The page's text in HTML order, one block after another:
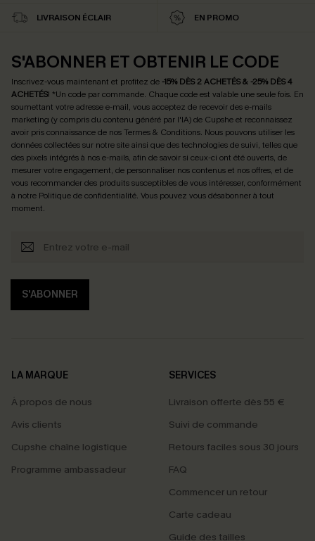
LIVRAISON ÉCLAIR EN PROMO
S'ABONNER ET OBTENIR LE CODE
Inscrivez-vous maintenant et profitez de -15% DÈS 2 ACHETÉS & -25% DÈS 4
ACHETÉS! *Un code par commande. Chaque code est valable une seule fois. En
soumettant votre adresse e-mail, vous acceptez de recevoir des e-mails
marketing (y compris du contenu généré par l'IA) de Cupshe et reconnaissez
avoir pris connaissance de nosTermes & Conditions. Nous pouvons utiliser les
données collectées sur notre site ainsi que des technologies de suivi, telles que
des pixels intégrés à nos e-mails, afin de savoir si ceux-ci ont été ouverts, de
mesurer votre engagement, de personnaliser nos contenus et nos offres, et de
vous recommander des produits susceptibles de vous intéresser, conformément
à notre Politique de confidentialité. Vous pouvez vous désabonner à tout
moment.
S'ABONNER
LA MARQUE
À propos de nous
Avis clients
Cupshe chaîne logistique
Programme ambassadeur
SERVICES
Livraison offerte dès 55 €
Suivi de commande
Retours faciles sous 30 jours
FAQ
Commencer un retour
Carte cadeau
Guide des tailles